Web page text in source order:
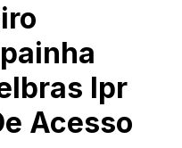
Ipr
Acesso